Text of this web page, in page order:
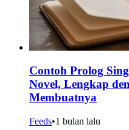
Contoh Prolog
Novel, Lengkap
Membuatnya
Feeds•1 bulan lalu